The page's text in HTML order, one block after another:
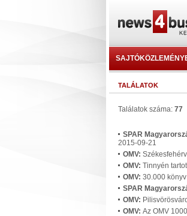
TALÁLATOK
Találatok száma: 77
SPAR
2015-09-21
OMV:
OMV: Tinnyén
OMV: 30.000
SPAR
OMV:
OMV: Az OMV